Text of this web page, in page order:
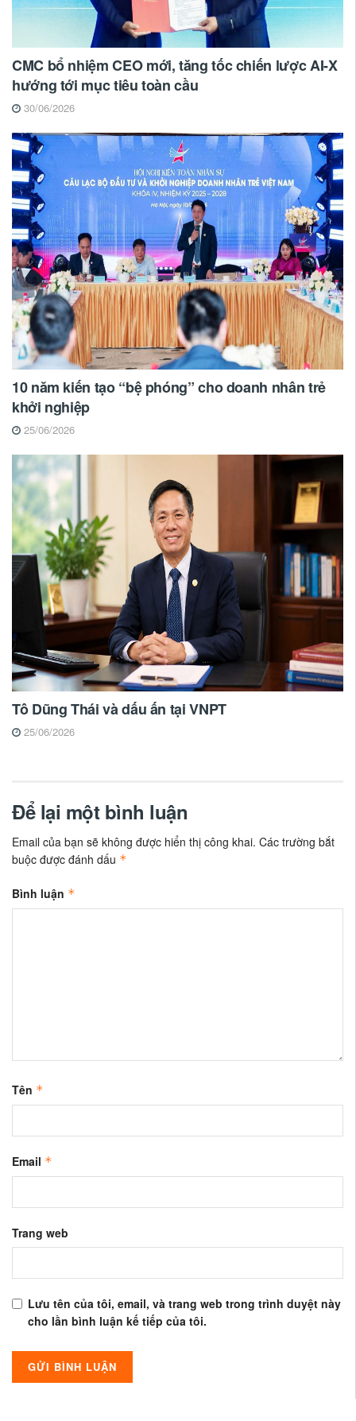
CMC bổ nhiệm CEO mới, tăng tốc chiến lược AI-X
hướng tới mục tiêu toàn cầu
30/06/2026
10 năm kiến tạo “bệ phóng” cho doanh nhân trẻ
khởi nghiệp
25/06/2026
Tô Dũng Thái và dấu ấn tại VNPT
25/06/2026
Để lại một bình luận
Email của bạn sẽ không được hiển thị công khai. Các trường bắt
buộc được đánh dấu *
Bình luận *
Tên *
Email *
Trang web
Lưu tên của tôi, email, và trang web trong trình duyệt này
cho lần bình luận kế tiếp của tôi.